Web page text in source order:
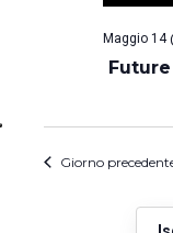
Maggio 14
Giorno